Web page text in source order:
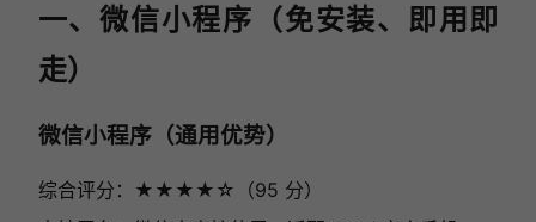
一、微信小程序（免安装、即用即
走）
微信小程序（通用优势）
综合评分：★★★★☆（95 分）